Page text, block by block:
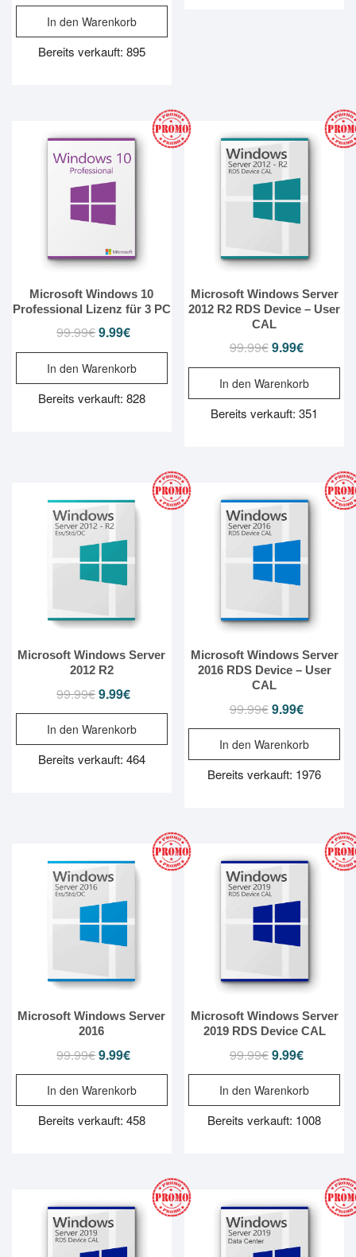
Preis
war:
99.99€
Preis
ist:
14.99€.
In den Warenkorb
Bereits verkauft: 895
Microsoft Windows 10
Professional Lizenz für 3 PC
99.99€Ursprünglicher
Preis
war:
99.99€
9.99€
Preis
ist:
9.99€.
In den Warenkorb
Bereits verkauft: 828
Microsoft Windows Server
2012 R2 RDS Device – User
CAL
99.99€ Ursprünglicher
Preis
war:
99.99€
9.99€Aktueller
Preis
ist:
9.99€.
In den Warenkorb
Bereits verkauft: 351
Microsoft Windows Server
2012 R2
99.99€Ursprünglicher
Preis
war:
99.99€
9.99€
Preis
ist:
9.99€.
In den Warenkorb
Bereits verkauft: 464
Microsoft Windows Server
2016 RDS Device – User
CAL
99.99€ Ursprünglicher
Preis
war:
99.99€
9.99€Aktueller
Preis
ist:
9.99€.
In den Warenkorb
Bereits verkauft: 1976
Microsoft Windows Server
2016
99.99€Ursprünglicher
Preis
war:
99.99€
9.99€
Preis
ist:
9.99€.
In den Warenkorb
Bereits verkauft: 458
Microsoft Windows Server
2019 RDS Device CAL
99.99€ Ursprünglicher
Preis
war:
99.99€
9.99€Aktueller
Preis
ist:
9.99€.
In den Warenkorb
Bereits verkauft: 1008